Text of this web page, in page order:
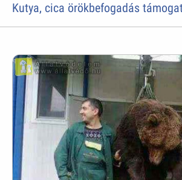
Kutya, cica örökbefogadás